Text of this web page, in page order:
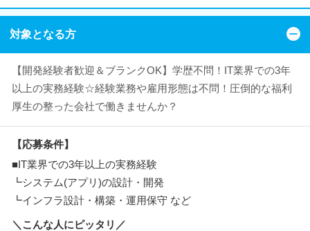
対象となる方
【開発経験者歓迎＆ブランクOK】学歴不問！IT業界での3年
以上の実務経験☆経験業務や雇用形態は不問！圧倒的な福利
厚生の整った会社で働きませんか？
【応募条件】
■IT業界での3年以上の実務経験
┗システム(アプリ)の設計・開発
┗インフラ設計・構築・運用保守 など
＼こんな人にピッタリ／